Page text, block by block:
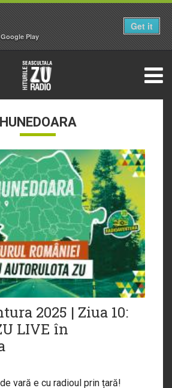
HUNEDOARA
2025 | Ziua 10:
LIVE în
vară e cu radioul prin țară!
Play
Get it